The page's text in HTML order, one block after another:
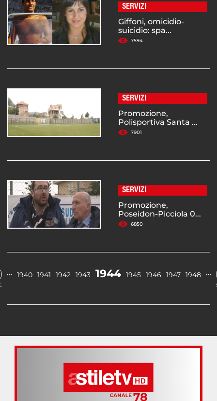
SERVIZI
Giffoni, omicidio-
suicidio: spa...
7594
SERVIZI
Promozione,
Polisportiva Santa ...
7901
SERVIZI
Promozione,
Poseidon-Picciola 0...
6850
… 1940 1941 1942 1943 1944 1945 1946 1947 1948 …